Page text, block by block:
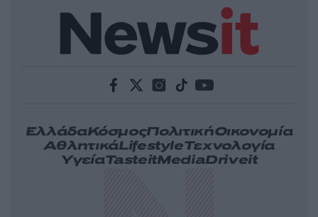
ΕλλάδαΚόσμοςΠολιτικήΟικονομία
ΑθλητικάLifestyleΤεχνολογία
ΥγείαTasteitMediaDriveit